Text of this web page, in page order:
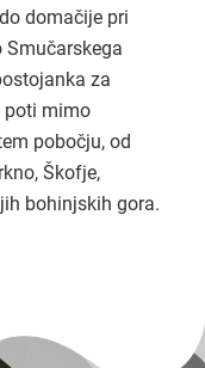
domačije pri
Smučarskega
za
poti mimo
pobočju, od
Škofje,
bohinjskih gora.